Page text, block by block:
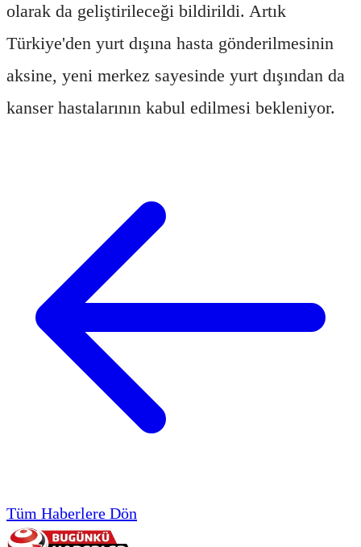
olarak da geliştirileceği bildirildi. Artık
Türkiye'den yurt dışına hasta gönderilmesinin
aksine, yeni merkez sayesinde yurt dışından da
kanser hastalarının kabul edilmesi bekleniyor.
Tüm Haberlere Dön